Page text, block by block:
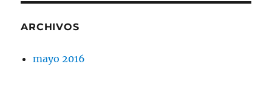
ARCHIVOS
mayo 2016